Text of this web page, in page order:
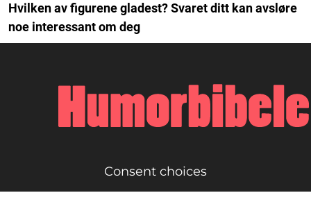
Hvilken av figurene gladest? Svaret ditt kan avsløre
noe interessant om deg
Consent choices